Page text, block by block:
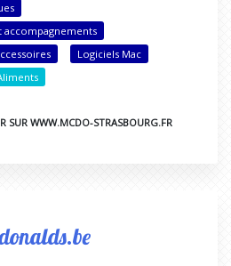
accompagnements
Logiciels Mac
SUR WWW.MCDO-STRASBOURG.FR